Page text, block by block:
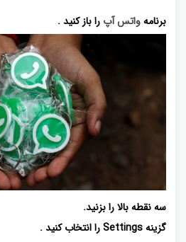
برنامهواتس آپ را باز کنید .
سه نقطه بالا را بزنید.
گزینه Settings را انتخاب کنید .